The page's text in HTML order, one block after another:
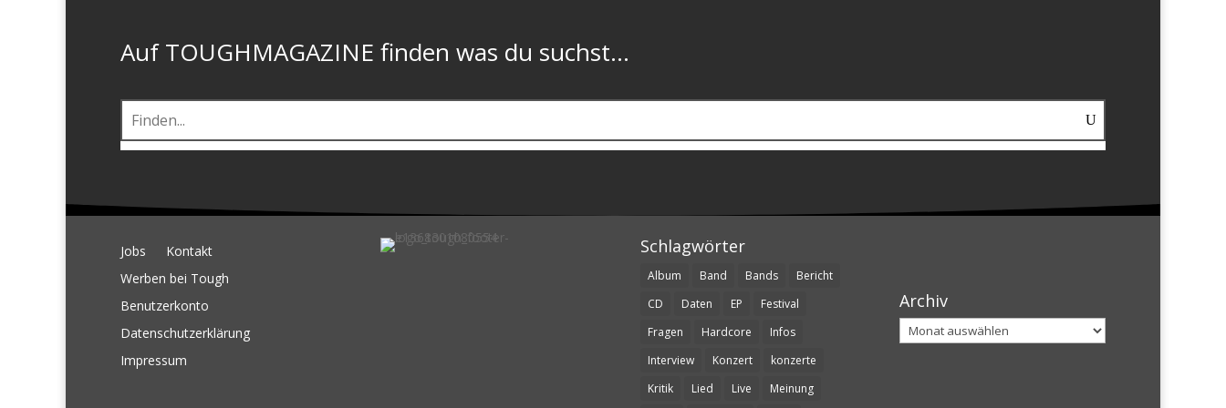
Auf TOUGHMAGAZINE finden was du suchst...
Jobs
Kontakt
Werben bei Tough
Benutzerkonto
Datenschutzerklärung
Impressum
Schlagwörter
Album Band Bands
Bericht
CD
Daten EP
Festival
Fragen
Hardcore
Infos
Interview
Konzert
konzerte
Kritik
Lied Live Meinung
Archiv
Archiv